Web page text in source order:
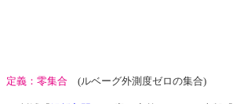
定義：零集合 (ルベーグ外測度ゼロの集合)